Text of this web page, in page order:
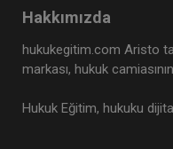
Hakkımızda
hukukegitim.com Aristo
markası, hukuk
Hukuk Eğitim, hukuku